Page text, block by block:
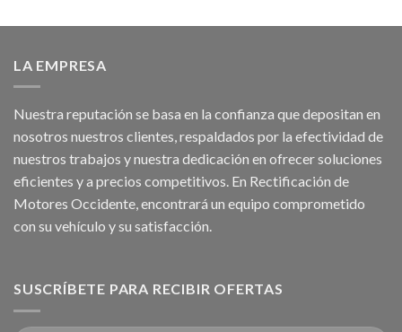
₡ 669.524,99.₡ 583.290,17.
LA EMPRESA
Nuestra reputación se basa en la confianza que depositan en
nosotros nuestros clientes, respaldados por la efectividad de
nuestros trabajos y nuestra dedicación en ofrecer soluciones
eficientes y a precios competitivos. En Rectificación de
Motores Occidente, encontrará un equipo comprometido
con su vehículo y su satisfacción.
SUSCRÍBETE PARA RECIBIR OFERTAS